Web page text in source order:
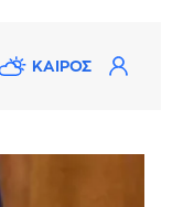
ΚΑΙΡΟΣ